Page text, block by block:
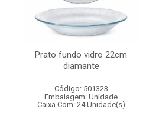
Prato fundo vidro 22cm
diamante
Código: 501323
Embalagem: Unidade
Caixa Com: 24 Unidade(s)